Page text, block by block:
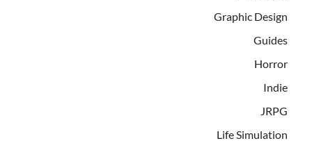
Graphic Design
Guides
Horror
Indie
JRPG
Life Simulation